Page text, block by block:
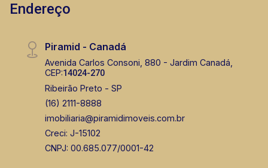
Endereço
Piramid - Canadá
Avenida Carlos Consoni, 880 - Jardim Canadá,
CEP:14024-270
Ribeirão Preto - SP
(16) 2111-8888
imobiliaria@piramidimoveis.com.br
Creci: J-15102
CNPJ: 00.685.077/0001-42